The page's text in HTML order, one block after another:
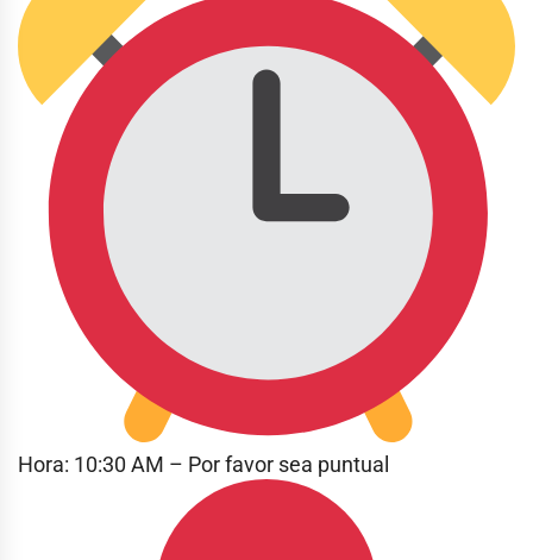
Hora: 10:30 AM – Por favor sea puntual